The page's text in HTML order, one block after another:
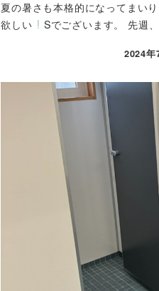
夏の暑さも本格的になってまい
欲しい
Sでございます。 先週
投稿日
2024年